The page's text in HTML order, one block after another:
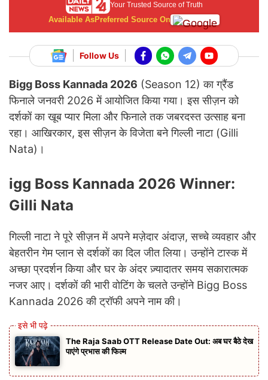
Your Trusted Source of Truth
Available AsPreferred Source On
Follow Us
Bigg Boss Kannada 2026 (Season 12) का ग्रैंड
फिनाले जनवरी 2026 में आयोजित किया गया। इस सीज़न को
दर्शकों का खूब प्यार मिला और फिनाले तक जबरदस्त उत्साह बना
रहा। आखिरकार, इस सीज़न के विजेता बने गिल्ली नाटा (Gilli
Nata)।
igg Boss Kannada 2026 Winner:
Gilli Nata
गिल्ली नाटा ने पूरे सीज़न में अपने मज़ेदार अंदाज़, सच्चे व्यवहार और
बेहतरीन गेम प्लान से दर्शकों का दिल जीत लिया। उन्होंने टास्क में
अच्छा प्रदर्शन किया और घर के अंदर ज़्यादातर समय सकारात्मक
नजर आए। दर्शकों की भारी वोटिंग के चलते उन्होंने Bigg Boss
Kannada 2026 की ट्रॉफी अपने नाम की।
The Raja Saab OTT Release Date Out: अब घर बैठे देख
पाएंगे प्रभास की फिल्म